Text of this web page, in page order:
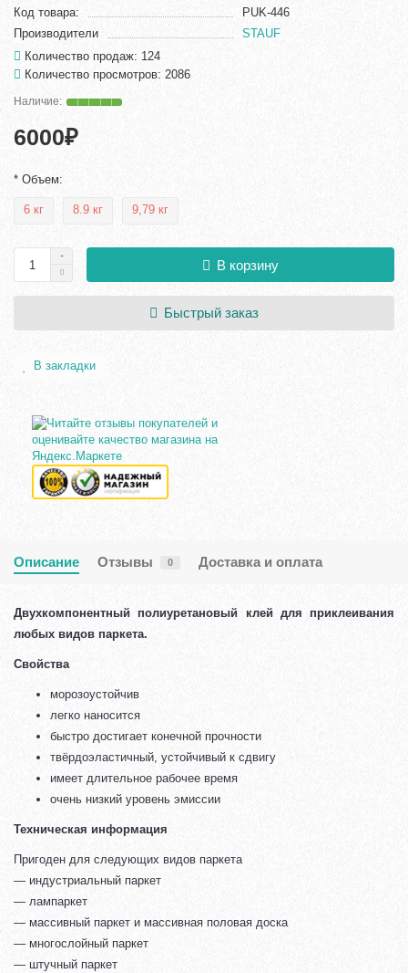
Код товара:
PUK-446
Производители
STAUF
Количество продаж: 124
Количество просмотров: 2086
6000₽
* Объем:
6 кг 8.9 кг 9,79 кг
В корзину
Быстрый заказ
В закладки
Описание Отзывы 0 Доставка и оплата
Двухкомпонентный полиуретановый клей для приклеивания
любых видов паркета.
Свойства
морозоустойчив
легко наносится
быстро достигает конечной прочности
твёрдоэластичный, устойчивый к сдвигу
имеет длительное рабочее время
очень низкий уровень эмиссии
Техническая информация
Пригоден для следующих видов паркета
— индустриальный паркет
— лампаркет
— массивный паркет и массивная половая доска
— многослойный паркет
— штучный паркет